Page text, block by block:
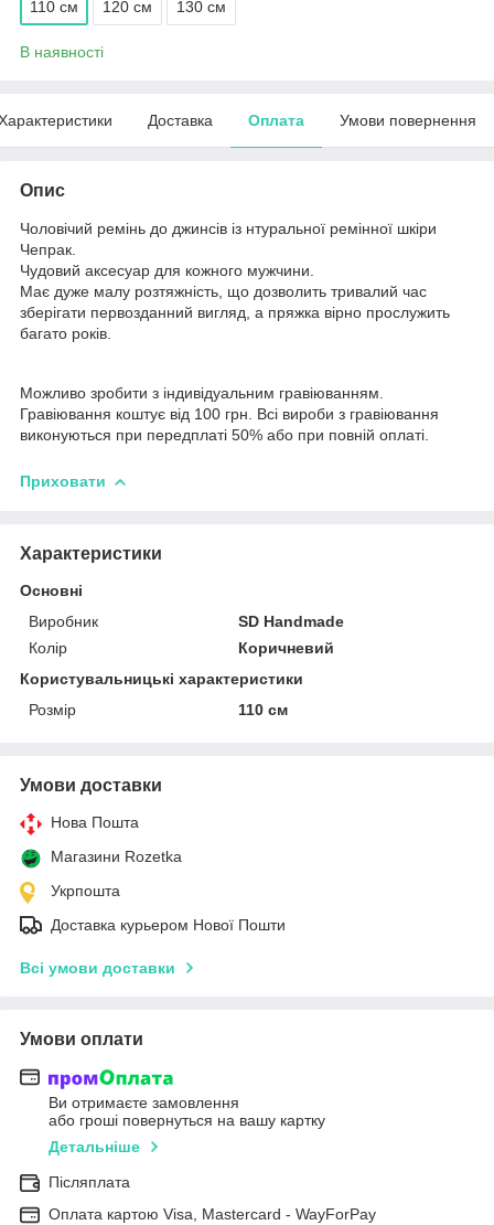
110 см 120 см 130 см
В наявності
Доставка Оплата Умови повернення
Опис
Чоловічий ремінь до джинсів із нтуральної ремінної шкіри
Чепрак.
Чудовий аксесуар для кожного мужчини.
Має дуже малу розтяжність, що дозволить тривалий час
зберігати первозданний вигляд, а пряжка вірно прослужить
багато років.
Можливо зробити з індивідуальним гравіюванням.
Гравіювання коштує від 100 грн. Всі вироби з гравіювання
виконуються при передплаті 50% або при повній оплаті.
Приховати
Характеристики
Основні
Виробник
SD Handmade
Колір
Коричневий
Користувальницькі характеристики
Розмір
110 см
Умови доставки
Нова Пошта
Магазини Rozetka
Укрпошта
Доставка курьером Нової Пошти
Всі умови доставки
Умови оплати
Ви отримаєте замовлення
або гроші повернуться на вашу картку
Детальніше
Післяплата
Оплата картою Visa, Mastercard - WayForPay